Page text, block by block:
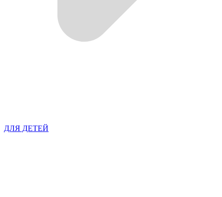
ДЛЯ ДЕТЕЙ